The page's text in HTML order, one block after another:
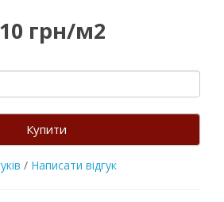
грн/м2
Купити
/ Написати відгук